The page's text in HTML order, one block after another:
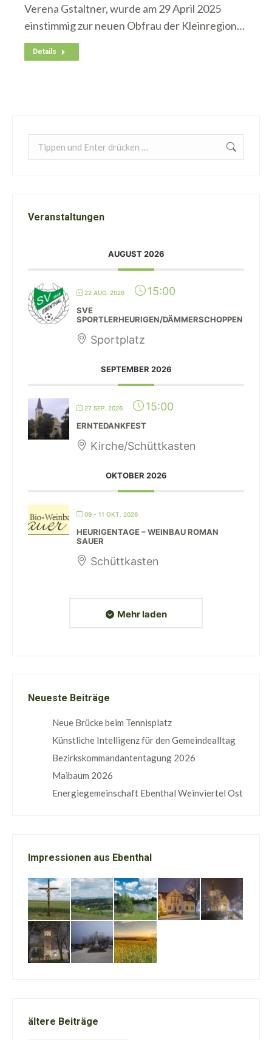
Verena Gstaltner, wurde am 29 April 2025
einstimmig zur neuen Obfrau der Kleinregion…
Details
Search:
Veranstaltungen
AUGUST 2026
22 AUG. 2026 15:00
SVE
SPORTLERHEURIGEN/DÄMMERSCHOPPEN
Sportplatz
SEPTEMBER 2026
27 SEP. 2026 15:00
ERNTEDANKFEST
Kirche/Schüttkasten
OKTOBER 2026
09 - 11 OKT. 2026
HEURIGENTAGE – WEINBAU ROMAN
SAUER
Schüttkasten
Mehr laden
Neueste Beiträge
Neue Brücke beim Tennisplatz
Künstliche Intelligenz für den Gemeindealltag
Bezirkskommandantentagung 2026
Maibaum 2026
Energiegemeinschaft Ebenthal Weinviertel Ost
Impressionen aus Ebenthal
ältere Beiträge